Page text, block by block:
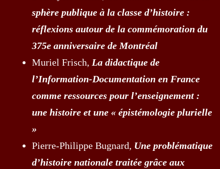
sphère publique à la classe d’histoire :
réflexions autour de la commémoration du
375e anniversaire de Montréal
Muriel Frisch, La didactique de
l’Information-Documentation en France
comme ressources pour l’enseignement :
une histoire et une « épistémologie plurielle
»
Pierre-Philippe Bugnard, Une problématique
d’histoire nationale traitée grâce aux